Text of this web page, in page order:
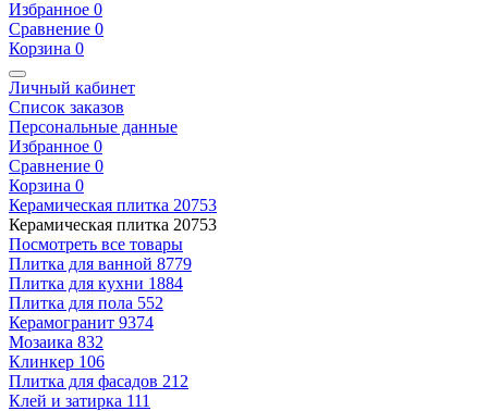
Избранное 0
Сравнение 0
Корзина 0
Личный кабинет
Список заказов
Персональные данные
Избранное 0
Сравнение 0
Корзина 0
Керамическая плитка 20753
Керамическая плитка 20753
Посмотреть все товары
Плитка для ванной 8779
Плитка для кухни 1884
Плитка для пола 552
Керамогранит 9374
Мозаика 832
Клинкер 106
Плитка для фасадов 212
Клей и затирка 111